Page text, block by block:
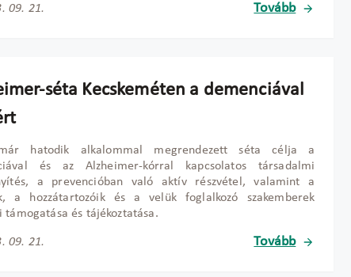
09. 21. Tovább
séta Kecskeméten a demenciával
hatodik alkalommal megrendezett séta célja a
és az Alzheimer-kórral kapcsolatos társadalmi
a prevencióban való aktív részvétel, valamint a
a hozzátartozóik és a velük foglalkozó szakemberek
támogatása és tájékoztatása.
09. 21. Tovább